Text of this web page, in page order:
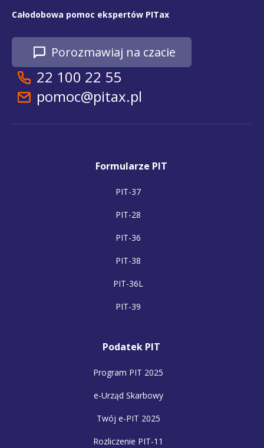
Całodobowa pomoc ekspertów PITax
Porozmawiaj na czacie
22 100 22 55
pomoc@pitax.pl
Formularze PIT
PIT-37
PIT-28
PIT-36
PIT-38
PIT-36L
PIT-39
Podatek PIT
Program PIT 2025
e-Urząd Skarbowy
Twój e-PIT 2025
Rozliczenie PIT-11